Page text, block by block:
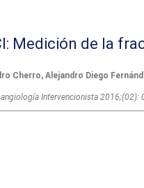
Medición de la
Cherro, Alejandro Diego
Intervencionista 2016;(02):